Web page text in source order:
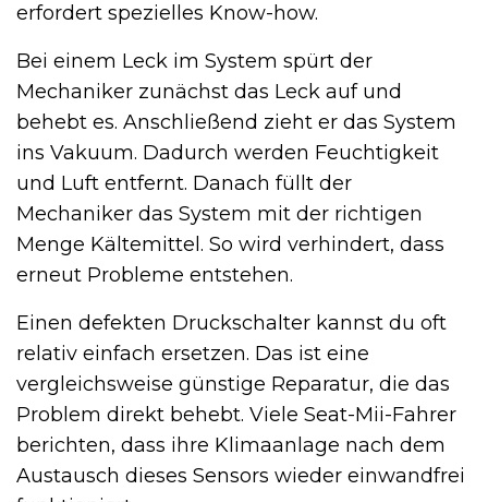
erfordert spezielles Know-how.
Bei einem Leck im System spürt der
Mechaniker zunächst das Leck auf und
behebt es. Anschließend zieht er das System
ins Vakuum. Dadurch werden Feuchtigkeit
und Luft entfernt. Danach füllt der
Mechaniker das System mit der richtigen
Menge Kältemittel. So wird verhindert, dass
erneut Probleme entstehen.
Einen defekten Druckschalter kannst du oft
relativ einfach ersetzen. Das ist eine
vergleichsweise günstige Reparatur, die das
Problem direkt behebt. Viele Seat-Mii-Fahrer
berichten, dass ihre Klimaanlage nach dem
Austausch dieses Sensors wieder einwandfrei